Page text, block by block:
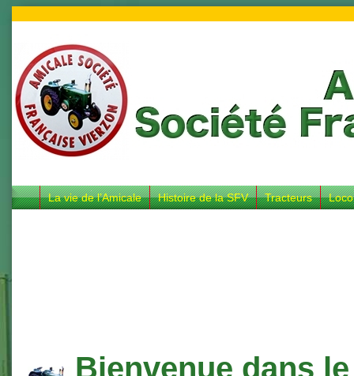
La vie de l’Amicale Histoire de la SFV Tracteurs
Bienvenue dans